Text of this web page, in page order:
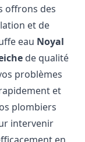
offrons des
et de
eau Noyal
de qualité
problèmes
et
plombiers
intervenir